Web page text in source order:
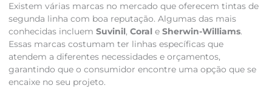
Existem várias marcas no mercado que oferecem tintas de
segunda linha com boa reputação. Algumas das mais
conhecidas incluem Suvinil, Coral e Sherwin-Williams.
Essas marcas costumam ter linhas específicas que
atendem a diferentes necessidades e orçamentos,
garantindo que o consumidor encontre uma opção que se
encaixe no seu projeto.